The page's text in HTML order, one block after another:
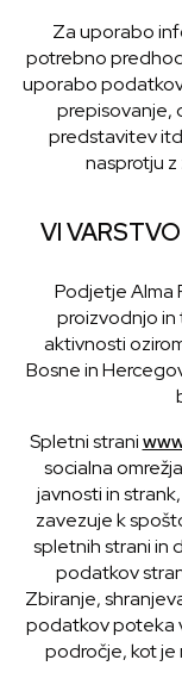
Za uporabo
potrebno
uporabo
prepisovanje,
predstavitev
nasprotju
VI
Podjetje Alma
proizvodnjo in
aktivnosti
Bosne in
Spletni strani
socialna
javnosti in
zavezuje k
spletnih strani in
podatkov
Zbiranje,
podatkov poteka
področje, kot